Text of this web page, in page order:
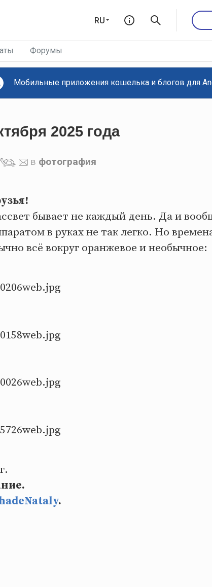
RU
Форумы
Мобильные приложения кошелька и блогов для
2025 года
в фотография
бывает не каждый день. Да и
в руках не так легко. Но
всё вокруг оранжевое и необычное:
.